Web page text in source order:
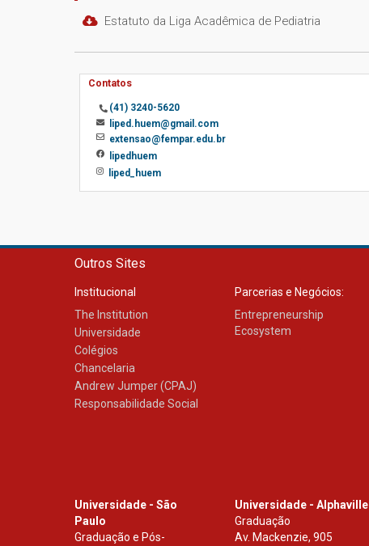
Estatuto da Liga Acadêmica de Pediatria
Contatos
(41) 3240-5620
liped.huem@gmail.com
extensao@fempar.edu.br
lipedhuem
liped_huem
Outros Sites
Institucional
The Institution
Universidade
Colégios
Chancelaria
Andrew Jumper (CPAJ)
Responsabilidade Social
Parcerias e Negócios:
Entrepreneurship
Ecosystem
Universidade - São
Paulo
Graduação e Pós-
Universidade - Alphaville
Graduação
Av. Mackenzie, 905